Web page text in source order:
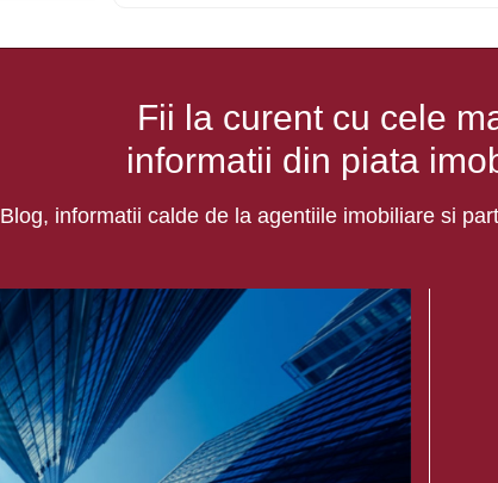
Fii la curent cu cele
informatii din piata
Blog, informatii calde de la agentiile imobiliare si